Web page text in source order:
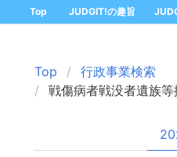
Top JUDGIT!の趣旨
Top
行政事業検索
戦傷病者戦没者遺族